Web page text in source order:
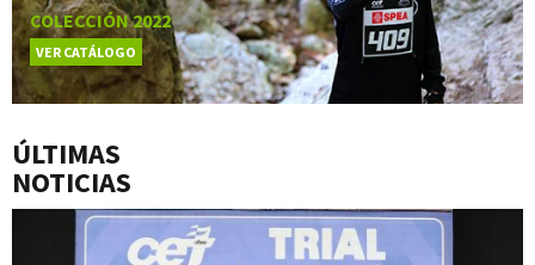
COLECCIÓN 2022
VER CATÁLOGO
ÚLTIMAS
NOTICIAS